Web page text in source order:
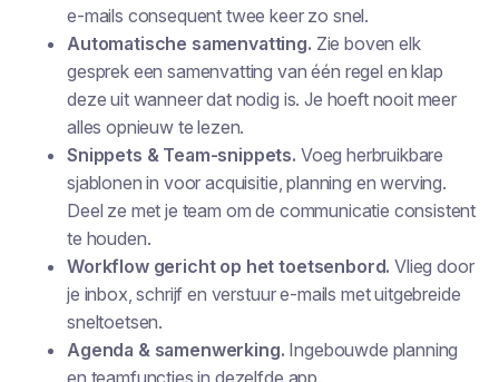
e-mails consequent twee keer zo snel.
Automatische samenvatting. Zie boven elk
gesprek een samenvatting van één regel en klap
deze uit wanneer dat nodig is. Je hoeft nooit meer
alles opnieuw te lezen.
Snippets & Team-snippets. Voeg herbruikbare
sjablonen in voor acquisitie, planning en werving.
Deel ze met je team om de communicatie consistent
te houden.
Workflow gericht op het toetsenbord. Vlieg door
je inbox, schrijf en verstuur e-mails met uitgebreide
sneltoetsen.
Agenda & samenwerking. Ingebouwde planning
en teamfuncties in dezelfde app.